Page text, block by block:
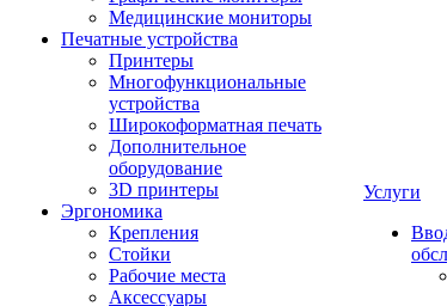
Медицинские мониторы
Печатные устройства
Принтеры
Многофункциональные
устройства
Широкоформатная печать
Дополнительное
оборудование
3D принтеры
Эргономика
Крепления
Стойки
Рабочие места
Аксессуары
Услуги